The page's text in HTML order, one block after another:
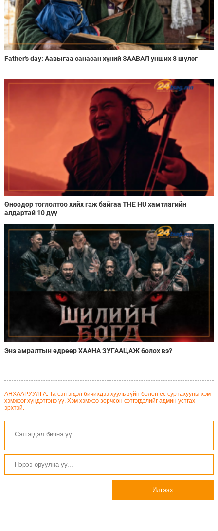
Father's day: Аавыгаа санасан хүний ЗААВАЛ унших 8 шүлэг
Өнөөдөр тоглолтоо хийх гэж байгаа THE HU хамтлагийн
алдартай 10 дуу
Энэ амралтын өдрөөр ХААНА ЗУГААЦАЖ болох вэ?
АНХААРУУЛГА: Та сэтгэгдэл бичихдээ хууль зүйн болон ёс суртахууны хэм
хэмжээг хүндэтгэнэ үү. Хэм хэмжээ зөрчсөн сэтгэгдэлийг админ устгах
эрхтэй.
Илгээх